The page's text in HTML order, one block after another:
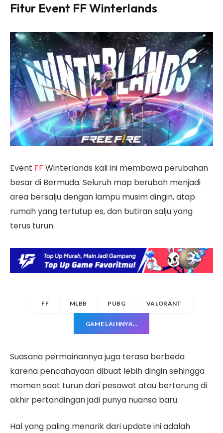
Fitur Event FF Winterlands
Event FF Winterlands kali ini membawa perubahan
besar di Bermuda. Seluruh map berubah menjadi
area bersalju dengan lampu musim dingin, atap
rumah yang tertutup es, dan butiran salju yang
terus turun.
FF MLBB PUBG VALORANT
GAME LAINNYA…
Suasana permainannya juga terasa berbeda
karena pencahayaan dibuat lebih dingin sehingga
momen saat turun dari pesawat atau bertarung di
akhir pertandingan jadi punya nuansa baru.
Hal yang paling menarik dari update ini adalah